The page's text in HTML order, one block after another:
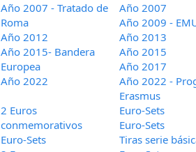
Año 2007 - Tratado de
Roma
Año 2007
Año 2009 -
Año 2012 Año 2013
Año 2015- Bandera
Europea
Año 2015
Año 2017
Año 2022
Año 2022 -
Erasmus
2 Euros
conmemorativos
Euro-Sets
Euro-Sets
Euro-Sets Tiras serie